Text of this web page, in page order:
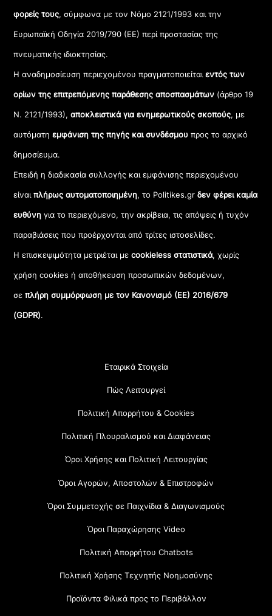
φορείς τους, σύμφωνα με τον Νόμο 2121/1993 και την
Ευρωπαϊκή Οδηγία 2019/790 (ΕΕ) περί προστασίας της
πνευματικής ιδιοκτησίας.
Η αναδημοσίευση περιεχομένου πραγματοποιείταιεντός των
ορίων της επιτρεπόμενης παράθεσης αποσπασμάτων (άρθρο 19
Ν. 2121/1993), αποκλειστικά για ενημερωτικούς σκοπούς, με
αυτόματηεμφάνιση της πηγής και συνδέσμου προς το αρχικό
δημοσίευμα.
Επειδή η διαδικασία συλλογής και εμφάνισης περιεχομένου
είναιπλήρως αυτοματοποιημένη, το Politikes.grδεν φέρει καμία
ευθύνη για το περιεχόμενο, την ακρίβεια, τις απόψεις ή τυχόν
παραβιάσεις που προέρχονται από τρίτες ιστοσελίδες.
Η επισκεψιμότητα μετριέται μεcookieless στατιστικά, χωρίς
χρήση cookies ή αποθήκευση προσωπικών δεδομένων,
σεπλήρη συμμόρφωση με τον Κανονισμό (ΕΕ) 2016/679
(GDPR).
Εταιρικά Στοιχεία
Πώς Λειτουργεί
Πολιτική Απορρήτου & Cookies
Πολιτική Πλουραλισμού και Διαφάνειας
Όροι Χρήσης και Πολιτική Λειτουργίας
Όροι Αγορών, Αποστολών & Επιστροφών
Όροι Συμμετοχής σε Παιχνίδια & Διαγωνισμούς
Όροι Παραχώρησης Video
Πολιτική Απορρήτου Chatbots
Πολιτική Χρήσης Τεχνητής Νοημοσύνης
Προϊόντα Φιλικά προς το Περιβάλλον